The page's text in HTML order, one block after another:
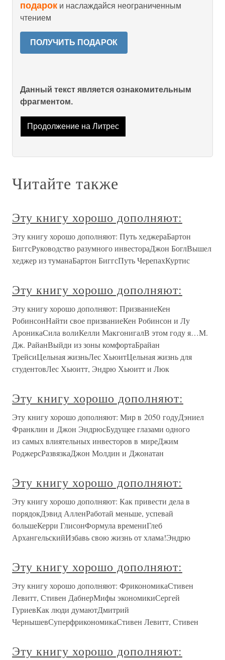
подарок и наслаждайся неограниченным
чтением
ПОЛУЧИТЬ ПОДАРОК
Данный текст является ознакомительным
фрагментом.
Продолжение на Литрес
Читайте также
Эту книгу хорошо дополняют:
Эту книгу хорошо дополняют: Путь хеджераБартон
БиггсРуководство разумного инвестораДжон БоглВышел
хеджер из туманаБартон БиггсПуть ЧерепахКуртис
Эту книгу хорошо дополняют:
Эту книгу хорошо дополняют: ПризваниеКен
РобинсонНайти свое призваниеКен Робинсон и Лу
АроникаСила волиКелли МакгонигалВ этом году я…М.
Дж. РайанВыйди из зоны комфортаБрайан
ТрейсиЦельная жизньЛес ХьюитЦельная жизнь для
студентовЛес Хьюитт, Эндрю Хьюитт и Люк
Эту книгу хорошо дополняют:
Эту книгу хорошо дополняют: Мир в 2050 годуДэниел
Франклин и Джон ЭндрюсБудущее глазами одного
из самых влиятельных инвесторов в миреДжим
РоджерсРазвязкаДжон Молдин и Джонатан
Эту книгу хорошо дополняют:
Эту книгу хорошо дополняют: Как привести дела в
порядокДэвид АлленРаботай меньше, успевай
большеКерри ГлисонФормула времениГлеб
АрхангельскийИзбавь свою жизнь от хлама!Эндрю
Эту книгу хорошо дополняют:
Эту книгу хорошо дополняют: ФрикономикаСтивен
Левитт, Стивен ДабнерМифы экономикиСергей
ГуриевКак люди думаютДмитрий
ЧернышевСуперфрикономикаСтивен Левитт, Стивен
Эту книгу хорошо дополняют: